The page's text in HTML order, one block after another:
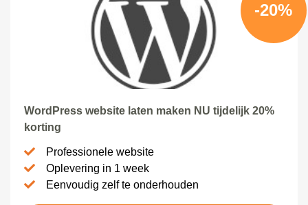
-20%
WordPress website laten maken NU tijdelijk 20%
korting
Professionele website
Oplevering in 1 week
Eenvoudig zelf te onderhouden